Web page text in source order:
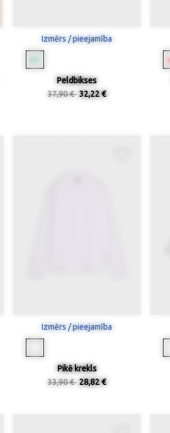
Izmērs / pieejamība
Peldbikses
37,90 € 32,22 €
Izmērs / pieejamība
Pikē krekls
33,90 € 28,82 €